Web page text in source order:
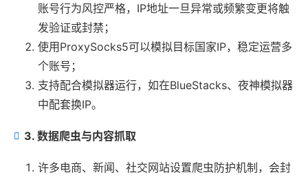
账号行为风控严格，IP地址一旦异常或频繁变更将触
发验证或封禁；
使用ProxySocks5可以模拟目标国家IP，稳定运营多
个账号；
支持配合模拟器运行，如在BlueStacks、夜神模拟器
中配套换IP。
3. 数据爬虫与内容抓取
许多电商、新闻、社交网站设置爬虫防护机制，会封